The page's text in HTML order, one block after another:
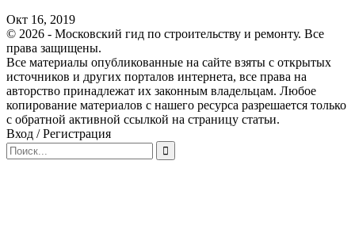
Окт 16, 2019
© 2026 - Московский гид по строительству и ремонту. Все
права защищены.
Все материалы опубликованные на сайте взяты с открытых
источников и других порталов интернета, все права на
авторство принадлежат их законным владельцам. Любое
копирование материалов с нашего ресурса разрешается только
с обратной активной ссылкой на страницу статьи.
Вход / Регистрация